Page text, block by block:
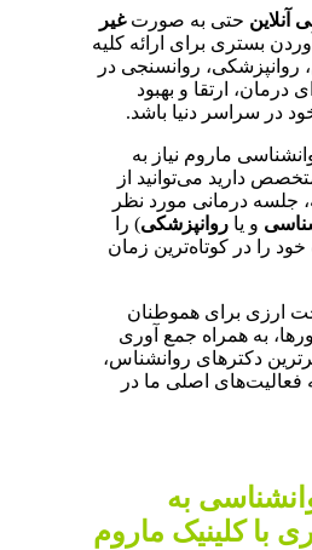
آنلاین حتی به صورتغیر
بستری برای ارائه کلیه
روانپزشکی، روانسنجی در
درمان، ارتقا و بهبود
در سراسر دنیا باشد.
ماروم نیاز به
دارید می‌توانید از
درمانی مورد نظر
و یا روانپزشکی) را
را در کوتاه‌ترین زمان
ارزی برای هموطنان
به همراه جمع آوری
دکترهای روانشناس،
فعالیت‌های اصلی ما در
به
کلینیک ماروم